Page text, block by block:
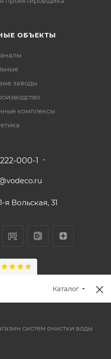
ОБЪЕКТЫ
заводы
комплексы
000-1
я Вольская, 31
систем очистки воды
Каталог